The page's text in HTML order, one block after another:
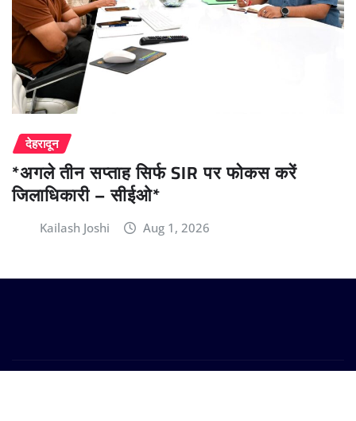
देहरादून
*अगले तीन सप्ताह सिर्फ SIR पर फोकस करें
जिलाधिकारी – सीईओ*
Kailash Joshi Aug 1, 2026